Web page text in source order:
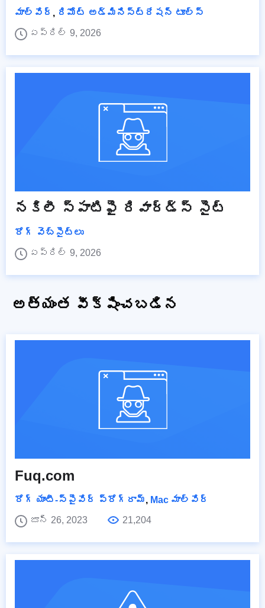
మాల్వేర్ , రిమోట్ అడ్మినిస్ట్రేషన్ టూల్స్
ఏప్రిల్ 9, 2026
నకిలీ స్పాటిఫై రివార్డ్స్ సైట్
రోగ్ వెబ్‌సైట్‌లు
ఏప్రిల్ 9, 2026
అత్యంత వీక్షించబడిన
Fuq.com
రోగ్ యాంటీ-స్పైవేర్ ప్రోగ్రామ్, Mac మాల్వేర్
జూన్ 26, 2023
21,204